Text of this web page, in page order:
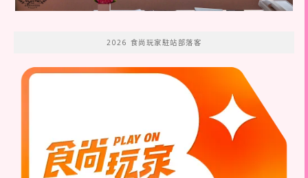
2026 食尚玩家駐站部落客